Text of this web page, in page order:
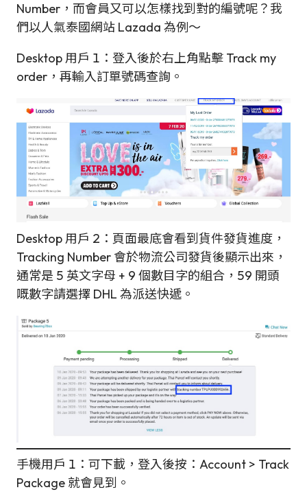
Number，而會員又可以怎樣找到對的編號呢？我
們以人氣泰國網站 Lazada 為例～
Desktop 用戶 1：登入後於右上角點擊 Track my
order，再輸入訂單號碼查詢。
Desktop 用戶 2：頁面最底會看到貨件發貨進度，
Tracking Number 會於物流公司發貨後顯示出來，
通常是 5 英文字母 + 9 個數目字的組合，59 開頭
嘅數字請選擇 DHL 為派送快遞。
手機用戶 1：可下載，登入後按：Account > Track
Package 就會見到。